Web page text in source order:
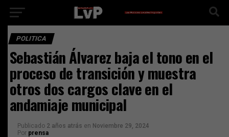
POLITICA
Sebastián Álvarez baja el tono en el
proceso de transición y muestra
otros dos cargos clave en el
andamiaje municipal
Publicado 2 años atrás en Noviembre 29, 2024
Por prensa